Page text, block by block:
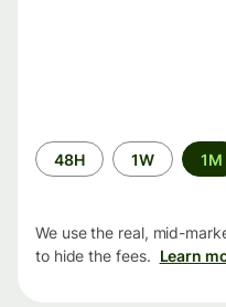
Time
period
48H 1W 1M
We use the real, mid-
to hide the fees. Learn